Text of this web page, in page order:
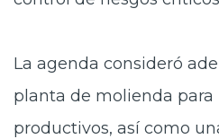
La agenda consideró
planta de molienda para
productivos, así como